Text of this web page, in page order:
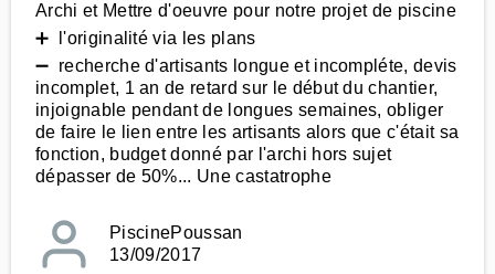
Archi et Mettre d'oeuvre pour notre projet de piscine
➕ l'originalité via les plans
➖ recherche d'artisants longue et incompléte, devis
incomplet, 1 an de retard sur le début du chantier,
injoignable pendant de longues semaines, obliger
de faire le lien entre les artisants alors que c'était sa
fonction, budget donné par l'archi hors sujet
dépasser de 50%... Une castatrophe
PiscinePoussan
13/09/2017